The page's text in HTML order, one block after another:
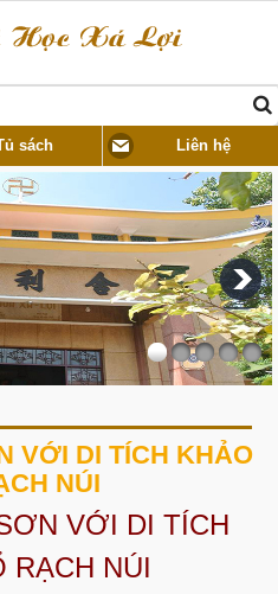
sách Liên hệ
VỚI DI TÍCH KHẢO
NÚI
VỚI DI TÍCH
RẠCH NÚI